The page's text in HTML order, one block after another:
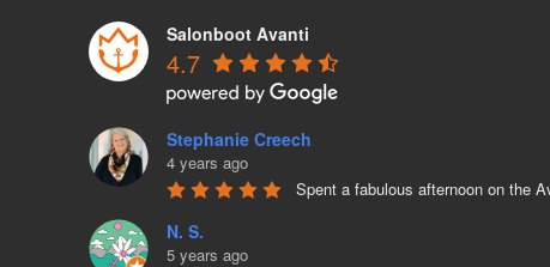
Salonboot Avanti
4.7
Stephanie Creech
4 years ago
Spent a fabulous afternoon on the
N. S.
5 years ago